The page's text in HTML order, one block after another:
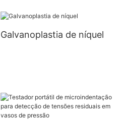
líquido | Zhanghua
Galvanoplastia de níquel